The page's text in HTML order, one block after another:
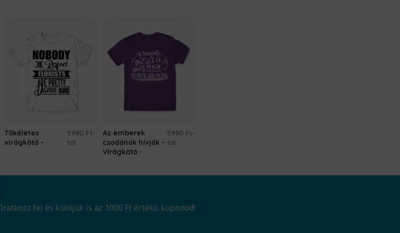
Tökéletes
virágkötő
5990 Ft-
tól
Az emberek
csodának hívják -
Virágkötő
5990 Ft-
tól
Iratkozz fel és küldjük is az 1000 Ft értékű kuponod!